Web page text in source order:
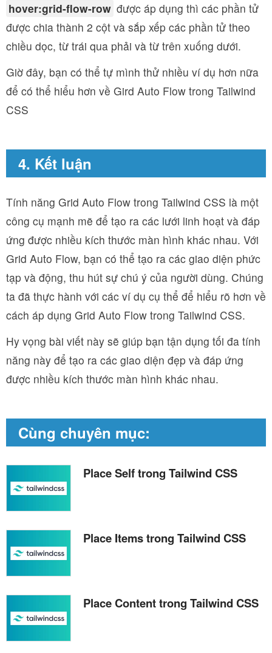
hover:grid-flow-row được áp dụng thì các phần tử
được chia thành 2 cột và sắp xếp các phần tử theo
chiều dọc, từ trái qua phải và từ trên xuống dưới.
Giờ đây, bạn có thể tự mình thử nhiều ví dụ hơn nữa
để có thể hiểu hơn về Gird Auto Flow trong Tailwind
CSS
4. Kết luận
Tính năng Grid Auto Flow trong Tailwind CSS là một
công cụ mạnh mẽ để tạo ra các lưới linh hoạt và đáp
ứng được nhiều kích thước màn hình khác nhau. Với
Grid Auto Flow, bạn có thể tạo ra các giao diện phức
tạp và động, thu hút sự chú ý của người dùng. Chúng
ta đã thực hành với các ví dụ cụ thể để hiểu rõ hơn về
cách áp dụng Grid Auto Flow trong Tailwind CSS.
Hy vọng bài viết này sẽ giúp bạn tận dụng tối đa tính
năng này để tạo ra các giao diện đẹp và đáp ứng
được nhiều kích thước màn hình khác nhau.
Cùng chuyên mục:
Place Self trong Tailwind CSS
Place Items trong Tailwind CSS
Place Content trong Tailwind CSS